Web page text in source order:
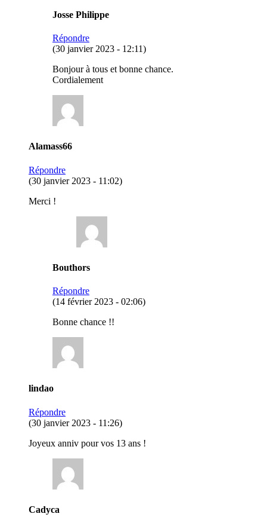
Josse Philippe
Répondre
(30 janvier 2023 - 12:11)
Bonjour à tous et bonne chance.
Cordialement
Alamass66
Répondre
(30 janvier 2023 - 11:02)
Merci !
Bouthors
Répondre
(14 février 2023 - 02:06)
Bonne chance !!
lindao
Répondre
(30 janvier 2023 - 11:26)
Joyeux anniv pour vos 13 ans !
Cadyca